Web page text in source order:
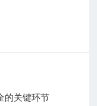
的关键环节